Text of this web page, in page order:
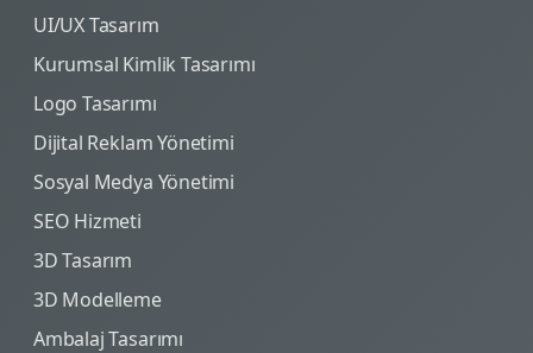
UI/UX Tasarım
Kurumsal Kimlik Tasarımı
Logo Tasarımı
Dijital Reklam Yönetimi
Sosyal Medya Yönetimi
SEO Hizmeti
3D Tasarım
3D Modelleme
Ambalaj Tasarımı